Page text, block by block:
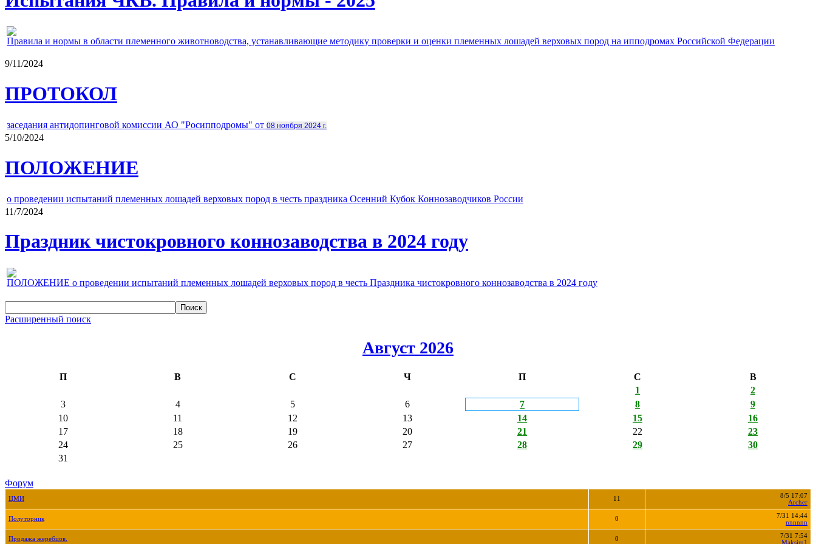
Правила и нормы в области племенного животноводства, устанавливающие методику проверки и оценки племенных лошадей верховых пород на ипподромах Российской Федерации
9/11/2024
ПРОТОКОЛ
заседания антидопинговой комиссии АО "Росипподромы" от 08 ноября 2024 г.
5/10/2024
ПОЛОЖЕНИЕ
о проведении испытаний племенных лошадей верховых пород в честь праздника Осенний Кубок Коннозаводчиков России
11/7/2024
Праздник чистокровного коннозаводства в 2024 году
ПОЛОЖЕНИЕ о проведении испытаний племенных лошадей верховых пород в честь Праздника чистокровного коннозаводства в 2024 году
Расширенный поиск
Август 2026
П В С Ч П С
В
1
2
3
4 5 6 7 8
9
10
11 12 13 14 15
16
17
18 19 20 21 22
23
24
25 26 27 28 29
30
31
Форум
ЦМИ 11
8/5 17:07
Archer
Полуторник 0
7/31 14:44
nnnnnn
Продажа жеребцов. 0
7/31 7:54
Maksim1